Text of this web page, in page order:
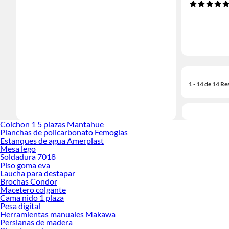
1 - 14 de 14
Colchon 1 5 plazas Mantahue
Planchas de policarbonato Femoglas
Estanques de agua Amerplast
Mesa lego
Soldadura 7018
Piso goma eva
Laucha para destapar
Brochas Condor
Macetero colgante
Cama nido 1 plaza
Pesa digital
Herramientas manuales Makawa
Persianas de madera